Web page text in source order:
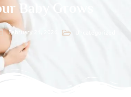
Baby Grows
February 21, 2026